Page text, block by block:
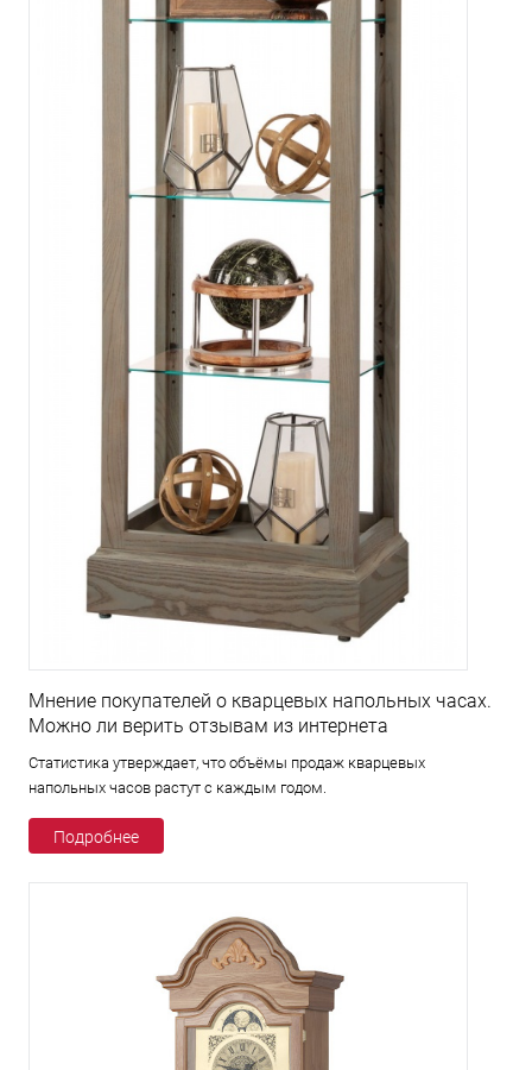
Мнение покупателей о кварцевых напольных часах.
Можно ли верить отзывам из интернета
Статистика утверждает, что объёмы продаж кварцевых
напольных часов растут с каждым годом.
Подробнее